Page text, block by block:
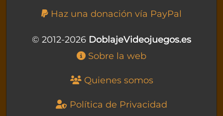
Haz una donación vía PayPal
© 2012-2026 DoblajeVideojuegos.es
Sobre la web
Quienes somos
Política de Privacidad